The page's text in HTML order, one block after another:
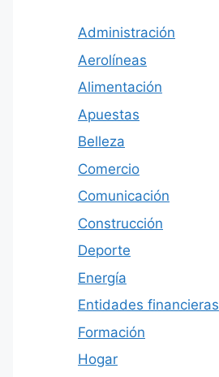
Administración
Aerolíneas
Alimentación
Apuestas
Belleza
Comercio
Comunicación
Construcción
Deporte
Energía
Entidades financieras
Formación
Hogar